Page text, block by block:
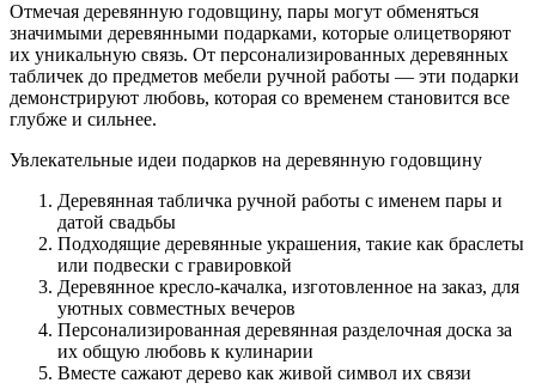
Отмечая деревянную годовщину, пары могут обменяться
значимыми деревянными подарками, которые олицетворяют
их уникальную связь. От персонализированных деревянных
табличек до предметов мебели ручной работы — эти подарки
демонстрируют любовь, которая со временем становится все
глубже и сильнее.
Увлекательные идеи подарков на деревянную годовщину
Деревянная табличка ручной работы с именем пары и
датой свадьбы
Подходящие деревянные украшения, такие как браслеты
или подвески с гравировкой
Деревянное кресло-качалка, изготовленное на заказ, для
уютных совместных вечеров
Персонализированная деревянная разделочная доска за
их общую любовь к кулинарии
Вместе сажают дерево как живой символ их связи